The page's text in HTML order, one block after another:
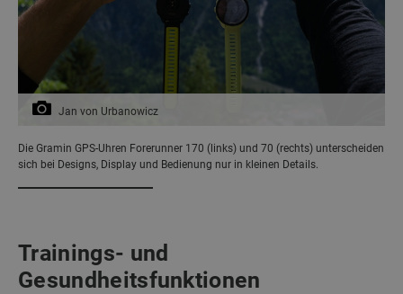
Jan von Urbanowicz
Die Gramin GPS-Uhren Forerunner 170 (links) und 70 (rechts) unterscheiden
sich bei Designs, Display und Bedienung nur in kleinen Details.
Trainings- und
Gesundheitsfunktionen